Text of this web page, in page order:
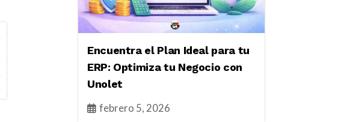
Encuentra el Plan Ideal para tu
ERP: Optimiza tu Negocio con
Unolet
febrero 5, 2026